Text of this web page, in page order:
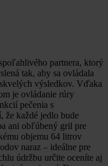
partnera, ktorý
tak, aby sa ovládala
výsledkov. Vďaka
je ovládanie rúry
pečenia s
že každé jedlo bude
ani obľúbený gril pre
objemu 64 litrov
naraz – ideálne pre
údržbu určite oceníte aj